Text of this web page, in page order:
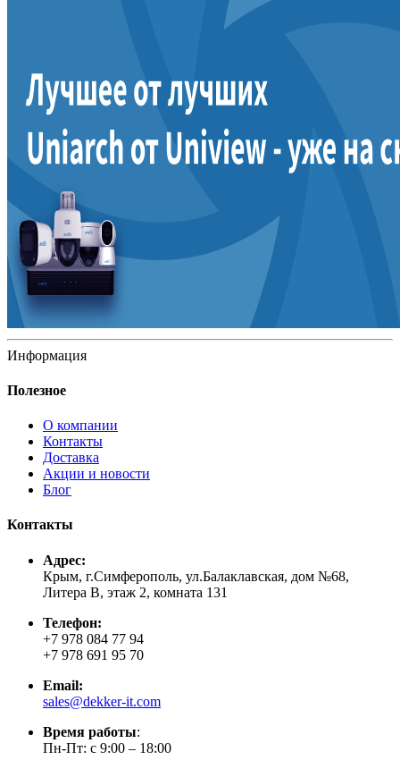
Информация
Полезное
О компании
Контакты
Доставка
Акции и новости
Блог
Контакты
Адрес:
Крым, г.Симферополь, ул.Балаклавская, дом №68,
Литера В, этаж 2, комната 131
Телефон:
+7 978 084 77 94
+7 978 691 95 70
Email:
sales@dekker-it.com
Время работы:
Пн-Пт: с 9:00 – 18:00